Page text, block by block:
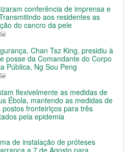
conferência de imprensa e
aos residentes as
do cancro da pele
Chan Tsz King, presidiu à
posse da Comandante do Corpo
Pública, Ng Sou Peng
flexivelmente as medidas de
Ébola, mantendo as medidas de
fronteiriços para três
pela epidemia
de instalação de próteses
a 7 de Agosto para